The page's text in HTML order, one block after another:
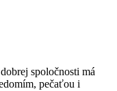
spoločnosti má
pečaťou i